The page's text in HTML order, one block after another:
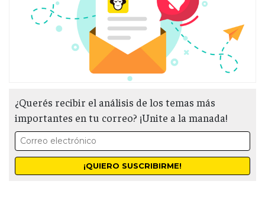
¿Querés recibir el análisis de los temas más
importantes en tu correo? ¡Unite a la manada!